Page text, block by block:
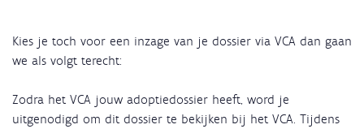
Kies je toch voor een inzage van je dossier via VCA dan gaan
we als volgt terecht:
Zodra het VCA jouw adoptiedossier heeft, word je
uitgenodigd om dit dossier te bekijken bij het VCA. Tijdens